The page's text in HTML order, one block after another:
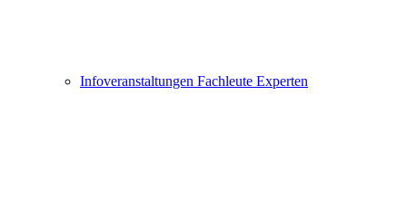
Infoveranstaltungen Fachleute Experten